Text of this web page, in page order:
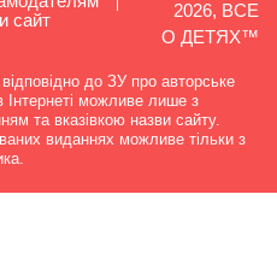
сайт
2026, ВСЕ
О ДЕТЯХ™
до ЗУ про авторське
Інтернеті можливе лише з
та вказівкою назви сайту.
виданнях можливе тільки з